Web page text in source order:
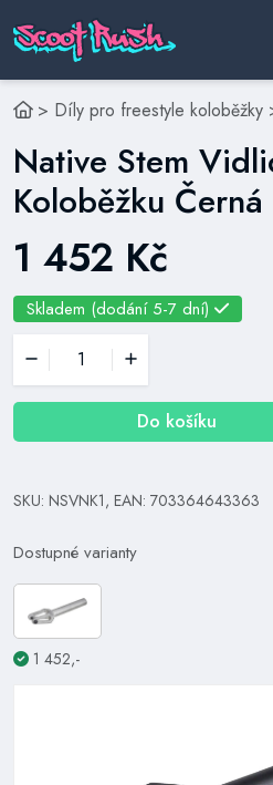
> Díly pro freestyle koloběžky
Native Stem
Koloběžku Černá
1 452 Kč
Skladem (dodání 5-7 dní)
Do košíku
SKU: NSVNK1, EAN: 703364643363
Dostupné varianty
1 452,-